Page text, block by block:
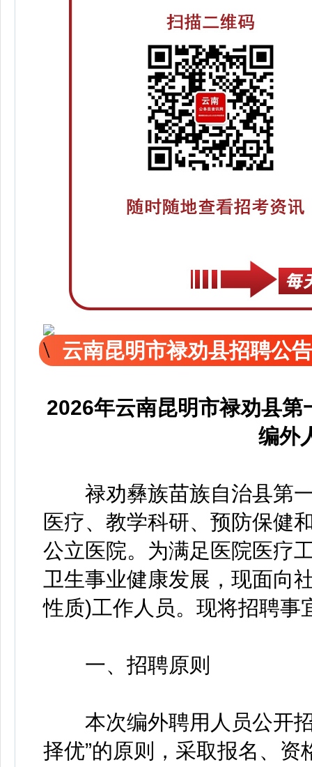
云南昆明市禄劝县招聘公
2026年云南昆明市禄劝县
编外
禄劝彝族苗族自治县第一
医疗、教学科研、预防保健
公立医院。为满足医院医疗
卫生事业健康发展，现面向
性质)工作人员。现将招聘事
一、招聘原则
本次编外聘用人员公开招
择优”的原则，采取报名、